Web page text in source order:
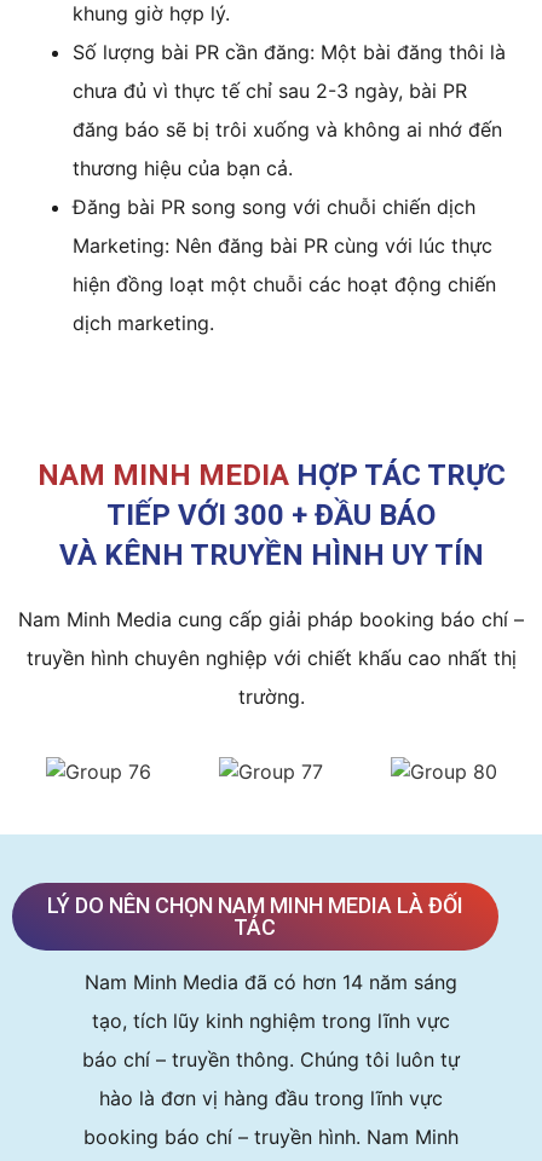
khung giờ hợp lý.
Số lượng bài PR cần đăng: Một bài đăng thôi là
chưa đủ vì thực tế chỉ sau 2-3 ngày, bài PR
đăng báo sẽ bị trôi xuống và không ai nhớ đến
thương hiệu của bạn cả.
Đăng bài PR song song với chuỗi chiến dịch
Marketing: Nên đăng bài PR cùng với lúc thực
hiện đồng loạt một chuỗi các hoạt động chiến
dịch marketing.
NAM MINH MEDIAHỢP TÁC TRỰC
TIẾP VỚI 300 + ĐẦU BÁO
VÀ KÊNH TRUYỀN HÌNH UY TÍN
Nam Minh Media cung cấp giải pháp booking báo chí –
truyền hình chuyên nghiệp với chiết khấu cao nhất thị
trường.
LÝ DO NÊN CHỌN NAM MINH MEDIA LÀ ĐỐI
TÁC
Nam Minh Media đã có hơn 14 năm sáng
tạo, tích lũy kinh nghiệm trong lĩnh vực
báo chí – truyền thông. Chúng tôi luôn tự
hào là đơn vị hàng đầu trong lĩnh vực
booking báo chí – truyền hình. Nam Minh